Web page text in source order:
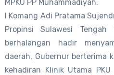
MPKU PP Muhammadiyah.
I Komang Adi Pratama
Propinsi Sulawesi
berhalangan hadir
daerah, Gubernur berterima
kehadiran Klinik Utama